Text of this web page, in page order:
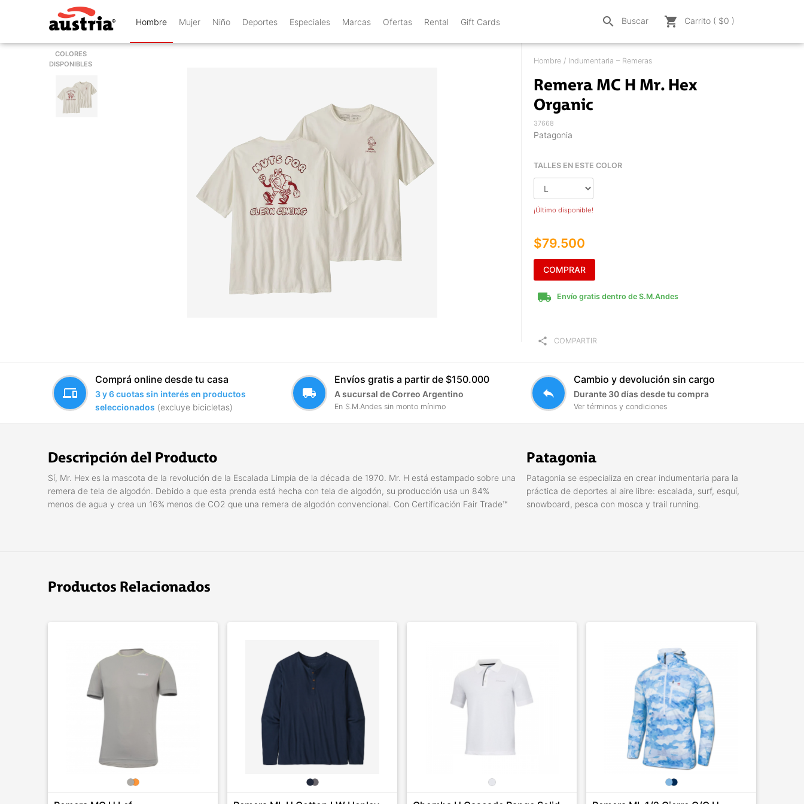
Hombre Mujer Niño Deportes Especiales Marcas Ofertas Rental Gift Cards search Buscar shopping_cart Carrito ( $0 )
COLORES
DISPONIBLES
Hombre / Indumentaria – Remeras
Remera MC H Mr. Hex
Organic
37668
Patagonia
TALLES EN ESTE COLOR
¡Último disponible!
$79.500
COMPRAR
local_shipping Envío gratis dentro de S.M.Andes
share COMPARTIR
devices
Comprá online desde tu casa
3 y 6 cuotas sin interés en productos
seleccionados (excluye bicicletas)
local_shipping
Envíos gratis a partir de $150.000
A sucursal de Correo Argentino
En S.M.Andes sin monto mínimo
reply
Cambio y devolución sin cargo
Durante 30 días desde tu compra
Ver términos y condiciones
Descripción del Producto
Sí, Mr. Hex es la mascota de la revolución de la Escalada Limpia de la década de 1970. Mr. H está estampado sobre una
remera de tela de algodón. Debido a que esta prenda está hecha con tela de algodón, su producción usa un 84%
menos de agua y crea un 16% menos de CO2 que una remera de algodón convencional. Con Certificación Fair Trade™
Patagonia
Patagonia se especializa en crear indumentaria para la
práctica de deportes al aire libre: escalada, surf, esquí,
snowboard, pesca con mosca y trail running.
Productos Relacionados